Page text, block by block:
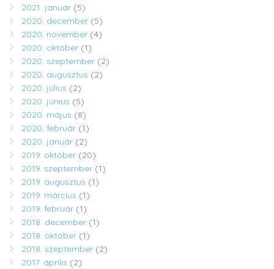
2021. január (5)
2020. december (5)
2020. november (4)
2020. október (1)
2020. szeptember (2)
2020. augusztus (2)
2020. július (2)
2020. június (5)
2020. május (8)
2020. február (1)
2020. január (2)
2019. október (20)
2019. szeptember (1)
2019. augusztus (1)
2019. március (1)
2019. február (1)
2018. december (1)
2018. október (1)
2018. szeptember (2)
2017. április (2)